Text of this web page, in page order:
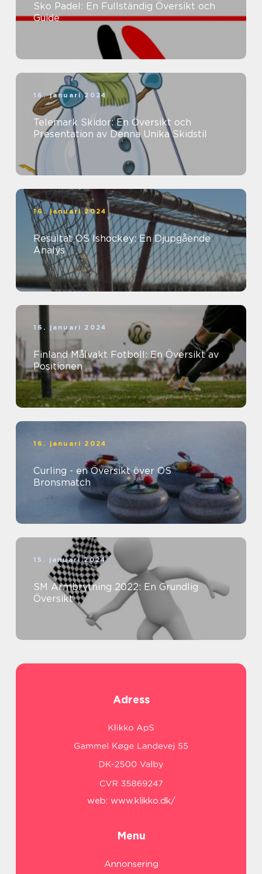
Sko Padel: En Fullständig Översikt och
Guide
16. januari 2024
Telemark Skidor: En Översikt och
Presentation av Denna Unika Skidstil
16. januari 2024
Resultat OS Ishockey: En Djupgående
Analys
16. januari 2024
Finland Målvakt Fotboll: En Översikt av
Positionen
16. januari 2024
Curling - en Översikt över OS
Bronsmatch
15. januari 2024
SM Armbrytning 2022: En Grundlig
Översikt
Adress
web: www.klikko.dk/
Menu
Annonsering